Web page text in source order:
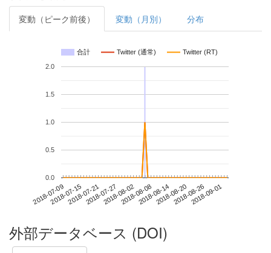
変動（ピーク前後） 変動（月別） 分布
合計 Twitter (通常) Twitter (RT)
2018-07-092018-07-152018-07-212018-07-272018-08-022018-08-082018-08-142018-08-202018-08-262018-09-01
0.0
0.5
1.0
1.5
2.0
外部データベース (DOI)